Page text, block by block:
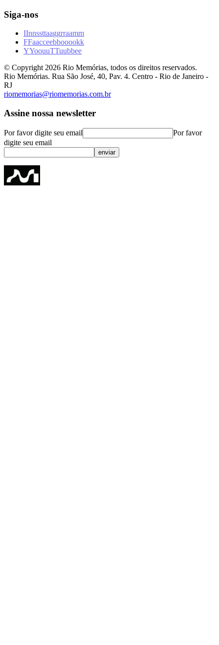
Siga-nos
IInnssttaaggrraamm
FFaacceebbooookk
YYoouuTTuubbee
© Copyright 2026 Rio Memórias, todos os direitos reservados.
Rio Memórias. Rua São José, 40, Pav. 4. Centro - Rio de Janeiro -
RJ
riomemorias@riomemorias.com.br
Assine nossa newsletter
Por favor digite seu email
Por favor
digite seu email
enviar